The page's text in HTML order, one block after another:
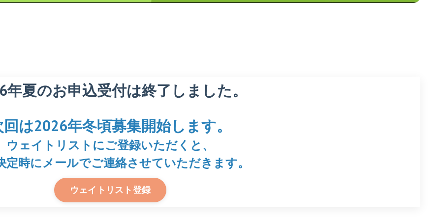
年夏のお申込受付は終了しました。
回は2026年冬頃募集開始します。
ウェイトリストにご登録いただくと、
定時にメールでご連絡させていただきます。
ウェイトリスト登録